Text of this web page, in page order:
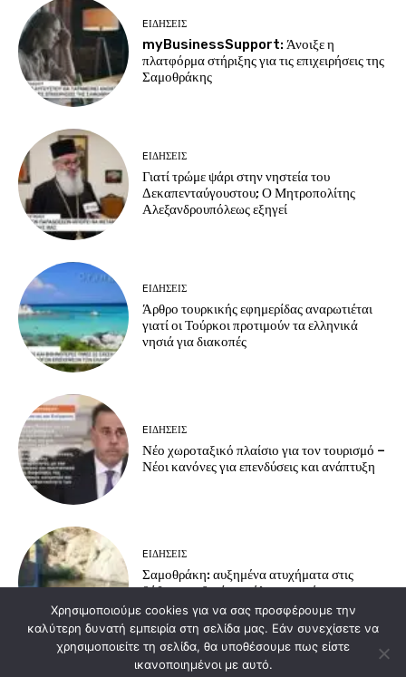
EΙΔΗΣΕΙΣ
myBusinessSupport: Άνοιξε η
πλατφόρμα στήριξης για τις επιχειρήσεις της
Σαμοθράκης
EΙΔΗΣΕΙΣ
Γιατί τρώμε ψάρι στην νηστεία του
Δεκαπενταύγουστου; Ο Μητροπολίτης
Αλεξανδρουπόλεως εξηγεί
EΙΔΗΣΕΙΣ
Άρθρο τουρκικής εφημερίδας αναρωτιέται
γιατί οι Τούρκοι προτιμούν τα ελληνικά
νησιά για διακοπές
EΙΔΗΣΕΙΣ
Νέο χωροταξικό πλαίσιο για τον τουρισμό –
Νέοι κανόνες για επενδύσεις και ανάπτυξη
EΙΔΗΣΕΙΣ
Σαμοθράκη: αυξημένα ατυχήματα στις
βάθρες – οδηγίες πρόληψης από το
Πυροσβεστικό Κλιμάκιο Σαμοθράκης
Load more
Χρησιμοποιούμε cookies για να σας προσφέρουμε την
καλύτερη δυνατή εμπειρία στη σελίδα μας. Εάν συνεχίσετε να
χρησιμοποιείτε τη σελίδα, θα υποθέσουμε πως είστε
ικανοποιημένοι με αυτό.